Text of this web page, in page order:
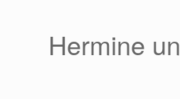
Hermine